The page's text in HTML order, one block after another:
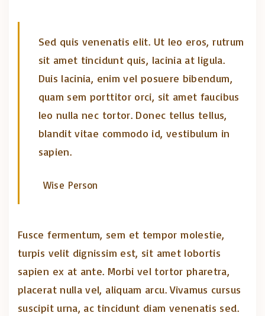
Sed quis venenatis elit. Ut leo eros, rutrum
sit amet tincidunt quis, lacinia at ligula.
Duis lacinia, enim vel posuere bibendum,
quam sem porttitor orci, sit amet faucibus
leo nulla nec tortor. Donec tellus tellus,
blandit vitae commodo id, vestibulum in
sapien.
Wise Person
Fusce fermentum, sem et tempor molestie,
turpis velit dignissim est, sit amet lobortis
sapien ex at ante. Morbi vel tortor pharetra,
placerat nulla vel, aliquam arcu. Vivamus cursus
suscipit urna, ac tincidunt diam venenatis sed.